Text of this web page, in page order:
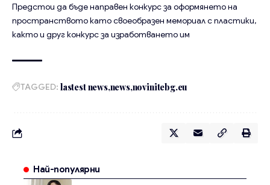
Предстои да бъде направен конкурс за оформянето на
пространството като своеобразен мемориал с пластики,
както и друг конкурс за изработването им
TAGGED: lastest news news novinitebg.eu
Най-популярни